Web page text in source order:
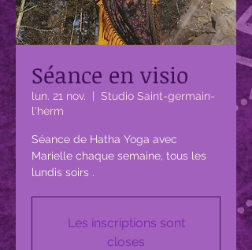
Séance en visio
lun. 21 nov.
Studio Saint-germain-
l'herm
Séance de Hatha Yoga avec
Marielle chaque semaine, tous les
lundis soirs .
Les inscriptions sont
closes